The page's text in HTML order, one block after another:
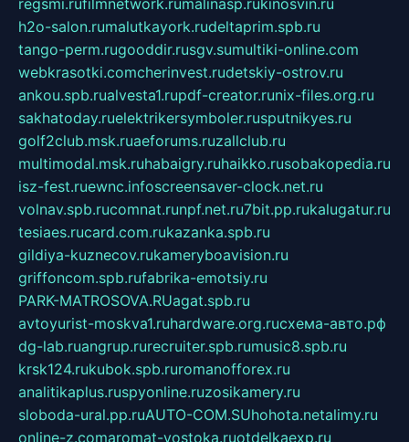
h2o-salon.rumalutkayork.rudeltaprim.spb.ru
tango-perm.rugooddir.rusgv.sumultiki-online.com
webkrasotki.comcherinvest.rudetskiy-ostrov.ru
ankou.spb.rualvesta1.rupdf-creator.runix-files.org.ru
sakhatoday.ruelektrikersymboler.rusputnikyes.ru
golf2club.msk.ruaeforums.ruzallclub.ru
multimodal.msk.ruhabaigry.ruhaikko.rusobakopedia.ru
isz-fest.ruewnc.infoscreensaver-clock.net.ru
volnav.spb.rucomnat.runpf.net.ru7bit.pp.rukalugatur.ru
tesiaes.rucard.com.rukazanka.spb.ru
gildiya-kuznecov.rukameryboavision.ru
griffoncom.spb.rufabrika-emotsiy.ru
PARK-MATROSOVA.RUagat.spb.ru
avtoyurist-moskva1.ruhardware.org.ruсхема-авто.рф
dg-lab.ruangrup.rurecruiter.spb.rumusic8.spb.ru
krsk124.rukubok.spb.ruromanofforex.ru
analitikaplus.ruspyonline.ruzosikamery.ru
sloboda-ural.pp.ruAUTO-COM.SUhohota.netalimy.ru
online-z.comaromat-vostoka.ruotdelkaexp.ru